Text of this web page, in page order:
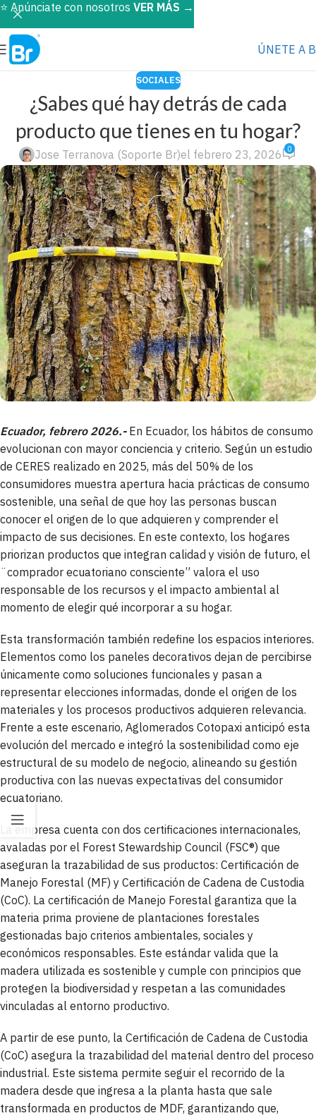
ÚNETE A
SOCIALES
¿Sabes qué hay detrás de cada
producto que tienes en tu hogar?
Jose Terranova (Soporte Br)el febrero 23, 2026 0
Ecuador, febrero 2026.- En Ecuador, los hábitos de consumo
evolucionan con mayor conciencia y criterio. Según un estudio
de CERES realizado en 2025, más del 50% de los
consumidores muestra apertura hacia prácticas de consumo
sostenible, una señal de que hoy las personas buscan
conocer el origen de lo que adquieren y comprender el
impacto de sus decisiones. En este contexto, los hogares
priorizan productos que integran calidad y visión de futuro, el
¨comprador ecuatoriano consciente” valora el uso
responsable de los recursos y el impacto ambiental al
momento de elegir qué incorporar a su hogar.
Esta transformación también redefine los espacios interiores.
Elementos como los paneles decorativos dejan de percibirse
únicamente como soluciones funcionales y pasan a
representar elecciones informadas, donde el origen de los
materiales y los procesos productivos adquieren relevancia.
Frente a este escenario, Aglomerados Cotopaxi anticipó esta
evolución del mercado e integró la sostenibilidad como eje
estructural de su modelo de negocio, alineando su gestión
productiva con las nuevas expectativas del consumidor
ecuatoriano.
La empresa cuenta con dos certificaciones internacionales,
avaladas por el Forest Stewardship Council (FSC®) que
aseguran la trazabilidad de sus productos: Certificación de
Manejo Forestal (MF) y Certificación de Cadena de Custodia
(CoC). La certificación de Manejo Forestal garantiza que la
materia prima proviene de plantaciones forestales
gestionadas bajo criterios ambientales, sociales y
económicos responsables. Este estándar valida que la
madera utilizada es sostenible y cumple con principios que
protegen la biodiversidad y respetan a las comunidades
vinculadas al entorno productivo.
A partir de ese punto, la Certificación de Cadena de Custodia
(CoC) asegura la trazabilidad del material dentro del proceso
industrial. Este sistema permite seguir el recorrido de la
madera desde que ingresa a la planta hasta que sale
transformada en productos de MDF, garantizando que,
⭐️ Anúnciate con nosotros VER MÁS →